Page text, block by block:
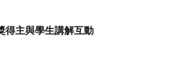
得主與學生講解互動